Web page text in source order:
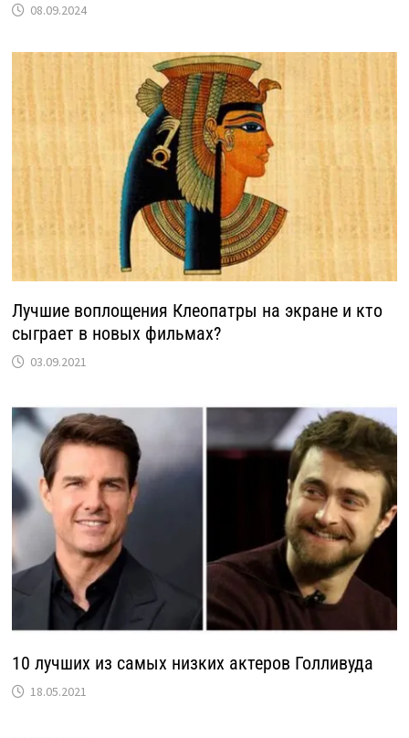
08.09.2024
Лучшие воплощения Клеопатры на экране и кто
сыграет в новых фильмах?
03.09.2021
10 лучших из самых низких актеров Голливуда
18.05.2021